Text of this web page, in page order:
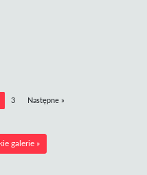
3 Następne »
galerie »